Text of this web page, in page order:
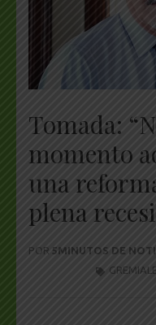
Tomada:
momento
una
plena
POR 5MINUTOS DE